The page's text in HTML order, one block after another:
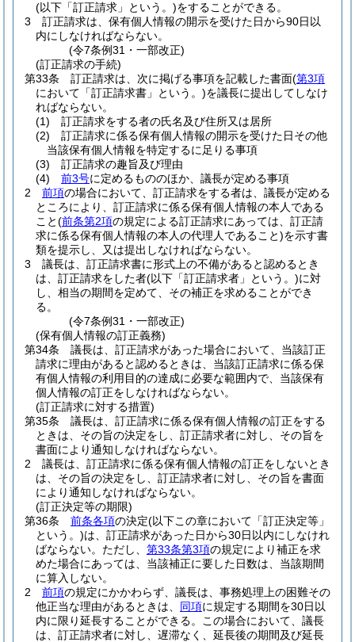
(以下「訂正請求」という。)をすることができる。
3
訂正請求は、保有個人情報の開示を受けた日から90日以
内にしなければならない。
(令7条例31・一部改正)
(訂正請求の手続)
第33条
訂正請求は、次に掲げる事項を記載した書面(第3項
において「訂正請求書」という。)を議長に提出してしなけ
ればならない。
(1)
訂正請求をする者の氏名及び住所又は居所
(2)
訂正請求に係る保有個人情報の開示を受けた日その他
当該保有個人情報を特定するに足りる事項
(3)
訂正請求の趣旨及び理由
(4)
前3号に定めるもののほか、議長が定める事項
2
前項の場合において、訂正請求をする者は、議長が定める
ところにより、訂正請求に係る保有個人情報の本人である
こと(前条第2項の規定による訂正請求にあっては、訂正請
求に係る保有個人情報の本人の代理人であること)を示す書
類を提示し、又は提出しなければならない。
3
議長は、訂正請求書に形式上の不備があると認めるとき
は、訂正請求をした者(以下「訂正請求者」という。)に対
し、相当の期間を定めて、その補正を求めることができ
る。
(令7条例31・一部改正)
(保有個人情報の訂正義務)
第34条
議長は、訂正請求があった場合において、当該訂正
請求に理由があると認めるときは、当該訂正請求に係る保
有個人情報の利用目的の達成に必要な範囲内で、当該保有
個人情報の訂正をしなければならない。
(訂正請求に対する措置)
第35条
議長は、訂正請求に係る保有個人情報の訂正をする
ときは、その旨の決定をし、訂正請求者に対し、その旨を
書面により通知しなければならない。
2
議長は、訂正請求に係る保有個人情報の訂正をしないとき
は、その旨の決定をし、訂正請求者に対し、その旨を書面
により通知しなければならない。
(訂正決定等の期限)
第36条
前条各項の決定(以下この章において「訂正決定等」
という。)は、訂正請求があった日から30日以内にしなけれ
ばならない。 ただし、 第33条第3項の規定により補正を求
めた場合にあっては、当該補正に要した日数は、当該期間
に算入しない。
2
前項の規定にかかわらず、議長は、事務処理上の困難その
他正当な理由があるときは、 同項に規定する期間を30日以
内に限り延長することができる。
この場合において、議長
は、訂正請求者に対し、遅滞なく、延長後の期間及び延長